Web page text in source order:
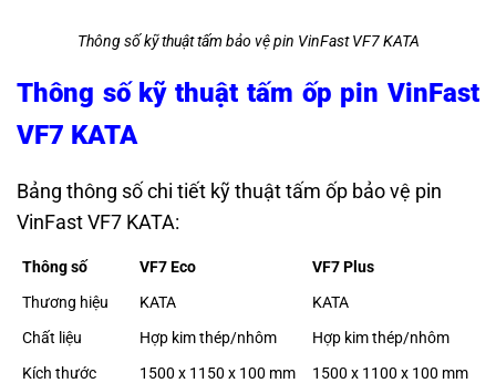
Thông số kỹ thuật tấm bảo vệ pin VinFast VF7 KATA
Thông số kỹ thuật tấm ốp pin VinFast
VF7 KATA
Bảng thông số chi tiết kỹ thuật tấm ốp bảo vệ pin
VinFast VF7 KATA:
Thông số VF7 Eco
VF7 Plus
Thương hiệu
KATA
KATA
Chất liệu
Hợp kim thép/nhôm
Hợp kim thép/nhôm
Kích thước
1500 x 1150 x 100 mm
1500 x 1100 x 100 mm